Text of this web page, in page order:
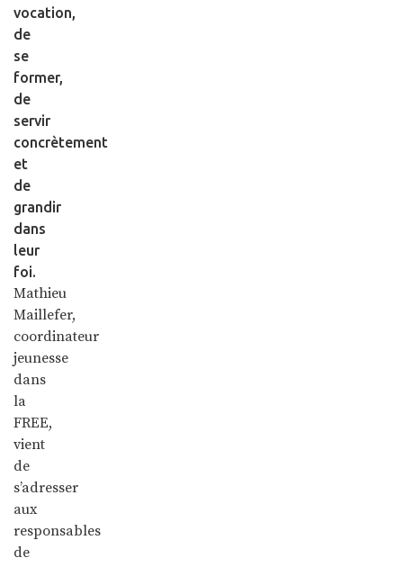
vocation,
de
se
former,
de
servir
concrètement
et
de
grandir
dans
leur
foi.
Mathieu
Maillefer,
coordinateur
jeunesse
dans
la
FREE,
vient
de
s’adresser
aux
responsables
de